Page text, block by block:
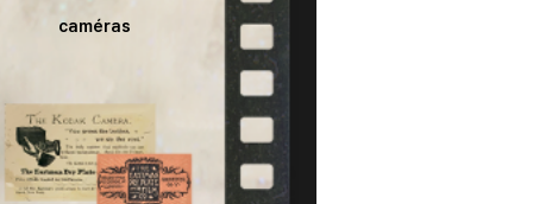
caméras